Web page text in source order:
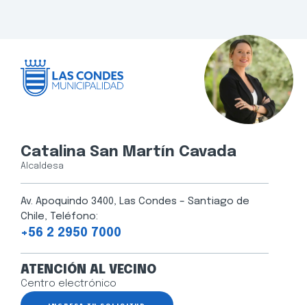
Catalina San Martín Cavada
Alcaldesa
Av. Apoquindo 3400, Las Condes – Santiago de
Chile, Teléfono:
+56 2 2950 7000
ATENCIÓN AL VECINO
Centro electrónico